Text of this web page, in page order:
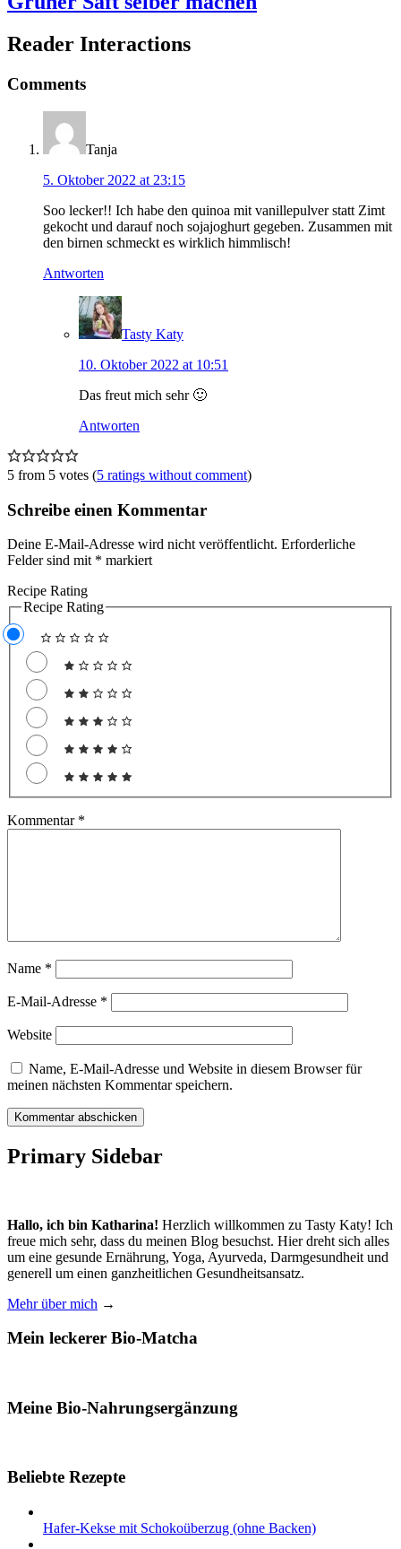
Reader Interactions
Comments
Tanja
5. Oktober 2022 at 23:15
Soo lecker!! Ich habe den quinoa mit vanillepulver statt Zimt
gekocht und darauf noch sojajoghurt gegeben. Zusammen mit
den birnen schmeckt es wirklich himmlisch!
Antworten
Tasty Katy
10. Oktober 2022 at 10:51
Das freut mich sehr 🙂
Antworten
5 from 5 votes (5 ratings without comment)
Schreibe einen Kommentar
Deine E-Mail-Adresse wird nicht veröffentlicht. Erforderliche
Felder sind mit * markiert
Recipe Rating
Recipe Rating
Kommentar *
Name *
E-Mail-Adresse *
Website
Name, E-Mail-Adresse und Website in diesem Browser für
meinen nächsten Kommentar speichern.
Primary Sidebar
Hallo, ich bin Katharina! Herzlich willkommen zu Tasty Katy! Ich
freue mich sehr, dass du meinen Blog besuchst. Hier dreht sich alles
um eine gesunde Ernährung, Yoga, Ayurveda, Darmgesundheit und
generell um einen ganzheitlichen Gesundheitsansatz.
Mehr über mich →
Mein leckerer Bio-Matcha
Meine Bio-Nahrungsergänzung
Beliebte Rezepte
Hafer-Kekse mit Schokoüberzug (ohne Backen)